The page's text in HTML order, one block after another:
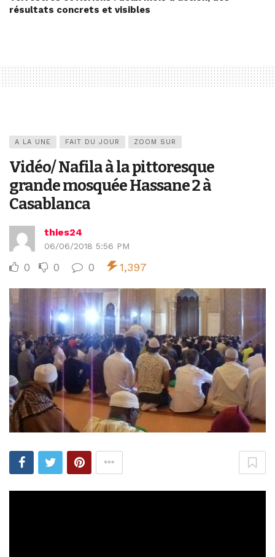
résultats concrets et visibles
A LA UNE FAIT DU JOUR ZOOM SUR
Vidéo/ Nafila à la pittoresque
grande mosquée Hassane 2 à
Casablanca
thies24
06/06/2018 5:56 PM
0 0 0 1,397